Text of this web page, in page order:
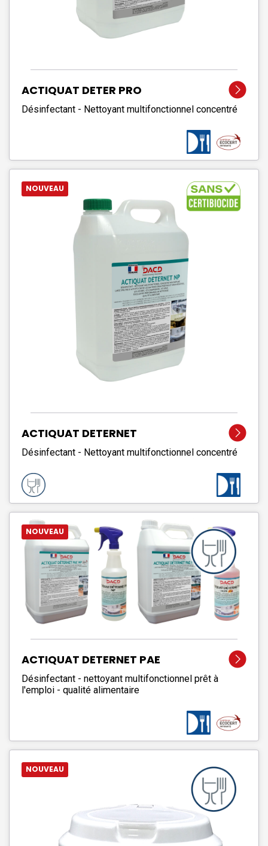
ACTIQUAT DETER PRO
Désinfectant - Nettoyant multifonctionnel concentré
NOUVEAU
ACTIQUAT DETERNET
Désinfectant - Nettoyant multifonctionnel concentré
NOUVEAU
ACTIQUAT DETERNET PAE
Désinfectant - nettoyant multifonctionnel prêt à
l'emploi - qualité alimentaire
NOUVEAU